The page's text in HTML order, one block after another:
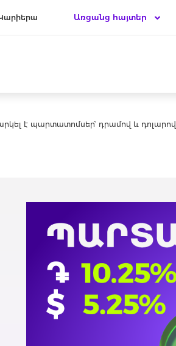
Առցանց հայտեր
է պարտատոմսեր՝ դրամով և դոլարով